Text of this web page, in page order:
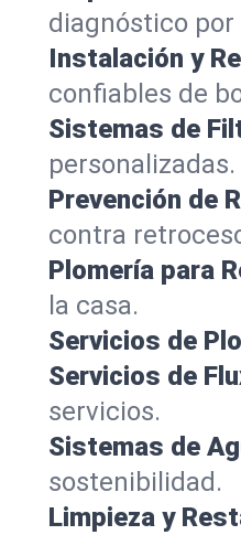
diagnóstico por
Instalación y
confiables de
Sistemas de
personalizadas.
Prevención de
contra
Plomería para
la casa.
Servicios de
Servicios de
servicios.
Sistemas de
sostenibilidad.
Limpieza y